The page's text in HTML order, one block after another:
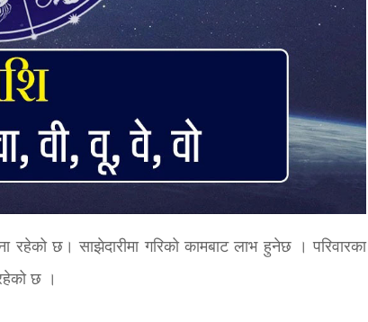
छ। साझेदारीमा गरिको कामबाट लाभ हुनेछ । परिवारका
छ ।